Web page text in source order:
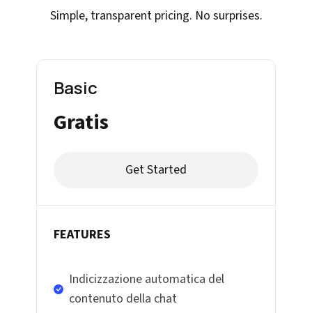
Simple, transparent pricing. No surprises.
Basic
Gratis
Get Started
FEATURES
Indicizzazione automatica del
contenuto della chat